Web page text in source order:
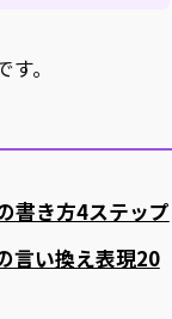
。
書き方4ステップ
言い換え表現20